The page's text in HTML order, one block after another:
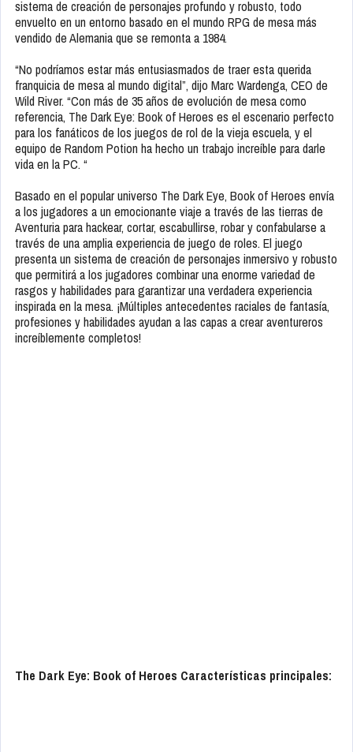
sistema de creación de personajes profundo y robusto, todo
envuelto en un entorno basado en el mundo RPG de mesa más
vendido de Alemania que se remonta a 1984.
“No podríamos estar más entusiasmados de traer esta querida
franquicia de mesa al mundo digital”, dijo Marc Wardenga, CEO de
Wild River. “Con más de 35 años de evolución de mesa como
referencia, The Dark Eye: Book of Heroes es el escenario perfecto
para los fanáticos de los juegos de rol de la vieja escuela, y el
equipo de Random Potion ha hecho un trabajo increíble para darle
vida en la PC. “
Basado en el popular universo The Dark Eye, Book of Heroes envía
a los jugadores a un emocionante viaje a través de las tierras de
Aventuria para hackear, cortar, escabullirse, robar y confabularse a
través de una amplia experiencia de juego de roles. El juego
presenta un sistema de creación de personajes inmersivo y robusto
que permitirá a los jugadores combinar una enorme variedad de
rasgos y habilidades para garantizar una verdadera experiencia
inspirada en la mesa. ¡Múltiples antecedentes raciales de fantasía,
profesiones y habilidades ayudan a las capas a crear aventureros
increíblemente completos!
The Dark Eye: Book of Heroes Características principales: